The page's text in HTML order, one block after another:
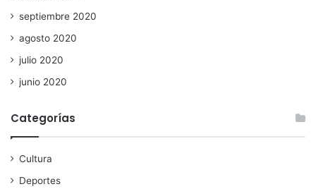
septiembre 2020
agosto 2020
julio 2020
junio 2020
Categorías
Cultura
Deportes